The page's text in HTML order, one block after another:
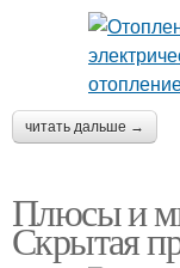
читать дальше →
Плюсы и
Скрытая